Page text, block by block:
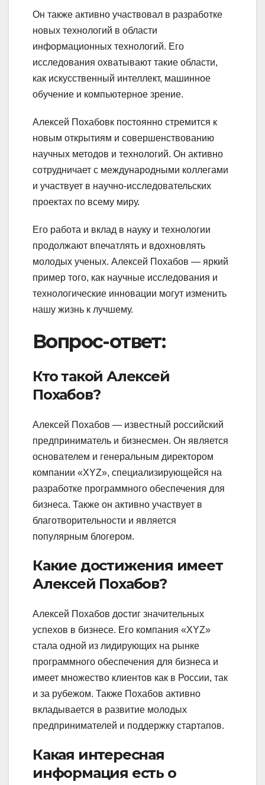
Он также активно участвовал в разработке
новых технологий в области
информационных технологий. Его
исследования охватывают такие области,
как искусственный интеллект, машинное
обучение и компьютерное зрение.
Алексей Похабовк постоянно стремится к
новым открытиям и совершенствованию
научных методов и технологий. Он активно
сотрудничает с международными коллегами
и участвует в научно-исследовательских
проектах по всему миру.
Его работа и вклад в науку и технологии
продолжают впечатлять и вдохновлять
молодых ученых. Алексей Похабов — яркий
пример того, как научные исследования и
технологические инновации могут изменить
нашу жизнь к лучшему.
Вопрос-ответ:
Кто такой Алексей
Похабов?
Алексей Похабов — известный российский
предприниматель и бизнесмен. Он является
основателем и генеральным директором
компании «XYZ», специализирующейся на
разработке программного обеспечения для
бизнеса. Также он активно участвует в
благотворительности и является
популярным блогером.
Какие достижения имеет
Алексей Похабов?
Алексей Похабов достиг значительных
успехов в бизнесе. Его компания «XYZ»
стала одной из лидирующих на рынке
программного обеспечения для бизнеса и
имеет множество клиентов как в России, так
и за рубежом. Также Похабов активно
вкладывается в развитие молодых
предпринимателей и поддержку стартапов.
Какая интересная
информация есть о